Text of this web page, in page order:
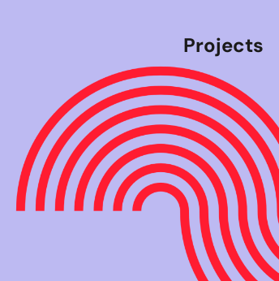
Projects